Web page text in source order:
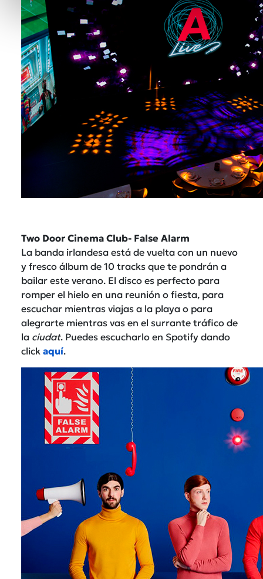
Two Door Cinema Club- False Alarm
La banda irlandesa está de vuelta con un nuevo
y fresco álbum de 10 tracks que te pondrán a
bailar este verano. El disco es perfecto para
romper el hielo en una reunión o fiesta, para
escuchar mientras viajas a la playa o para
alegrarte mientras vas en el surrante tráfico de
la ciudat. Puedes escucharlo en Spotify dando
click aquí.